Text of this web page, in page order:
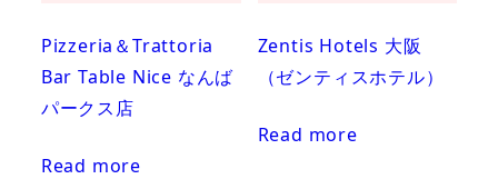
Pizzeria＆Trattoria
Bar Table Nice なんば
パークス店
Read more
Zentis Hotels 大阪
（ゼンティスホテル）
Read more